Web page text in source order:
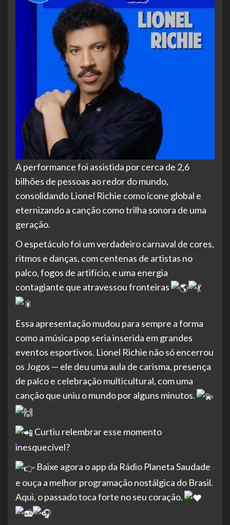
A performance foi assistida por cerca de 2,6
bilhões de pessoas ao redor do mundo,
consolidando Lionel Richie como ícone global e
eternizando a canção como trilha sonora de uma
geração.
O espetáculo foi um verdadeiro carnaval de cores,
ritmos e danças, com centenas de artistas no
palco, fogos de artifício, e uma energia
contagiante que atravessou fronteiras
Essa apresentação mudou para sempre a forma
como a música pop seria inserida em grandes
eventos esportivos. Lionel Richie não só encerrou
os Jogos — ele deu uma aula de carisma, presença
de palco e celebração multicultural, com uma
canção que uniu o mundo por alguns minutos.
Curtiu relembrar esse momento
inesquecível?
Baixe agora o app da Rádio Planeta Saudade
e ouça a melhor programação nostálgica do Brasil.
Aqui, o passado toca forte no seu coração.